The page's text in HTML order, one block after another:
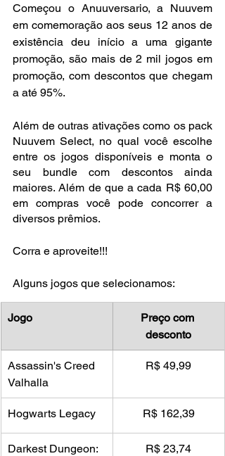
Começou o Anuuversario, a Nuuvem
em comemoração aos seus 12 anos de
existência deu início a uma gigante
promoção, são mais de 2 mil jogos em
promoção, com descontos que chegam
a até 95%.
Além de outras ativações como os pack
Nuuvem Select, no qual você escolhe
entre os jogos disponíveis e monta o
seu bundle com descontos ainda
maiores. Além de que a cada R$ 60,00
em compras você pode concorrer a
diversos prêmios.
Corra e aproveite!!!
Alguns jogos que selecionamos:
Jogo
Preço com
desconto
Assassin's Creed
Valhalla
R$ 49,99
Hogwarts Legacy R$ 162,39
Darkest Dungeon:
R$ 23,74